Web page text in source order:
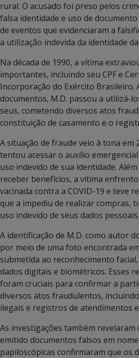
rural. O acusado foi preso pelos
falsa identidade e uso de
de eventos que evidenciaram a
a utilização indevida da identidade
Na década de 1990, a vítima
importantes, incluindo seu CPF e
Incorporação do Exército Brasileiro.
documentos, M.D. passou a utilizá-
seus, cometendo diversos atos
constituição de casamento e o
A situação de fraude veio à tona em
tentou acessar o auxílio
uso indevido de sua identidade.
receber benefícios, a vítima
vacinada contra a COVID-19 e teve
que a impediu de realizar compras,
uso indevido de seus dados pessoais.
A identificação de M.D. como autor
por meio de uma foto encontrada
submetida ao reconhecimento
dados digitais e biométricos. Esses
foram cruciais para confirmar a
diversos atos fraudulentos,
ilegais e registros de atendimentos
As investigações também revelaram
emitido documentos falsos em
papiloscópicas confirmaram que os